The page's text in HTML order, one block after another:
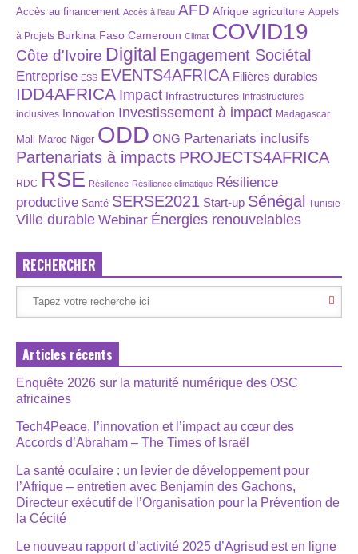
Accès au financement Accès à l’eau AFD Afrique agriculture Appels
à Projets Burkina Faso Cameroun Climat COVID19
Côte d'Ivoire Digital Engagement Sociétal
Entreprise ESS EVENTS4AFRICA Filières durables
IDD4AFRICA Impact Infrastructures Infrastructures
inclusives Innovation Investissement à impact Madagascar
Mali Maroc Niger ODD ONG Partenariats inclusifs
Partenariats à impacts PROJECTS4AFRICA
RDC RSE Résilience Résilience climatique Résilience
productive Santé SERSE2021 Start-up Sénégal Tunisie
Ville durable Webinar Énergies renouvelables
RECHERCHER
Articles récents
Enquête 2026 sur la maturité numérique des OSC
africaines
Tech4Peace, l’innovation et l’impact au cœur des
Accords d’Abraham – The Times of Israël
La santé oculaire : un levier de développement pour
l’Afrique – entretien avec Benjamin des Gachons,
Directeur exécutif de l’Organisation pour la Prévention de
la Cécité
Le nouveau rapport d’activité 2025 d’Agrisud est en ligne